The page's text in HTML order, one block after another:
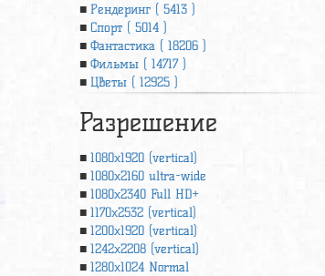
Рендеринг ( 5413 )
Спорт ( 5014 )
Фантастика ( 18206 )
Фильмы ( 14717 )
Цветы ( 12925 )
Разрешение
1080x1920 (vertical)
1080x2160 ultra-wide
1080x2340 Full HD+
1170x2532 (vertical)
1200x1920 (vertical)
1242x2208 (vertical)
1280x1024 Normal